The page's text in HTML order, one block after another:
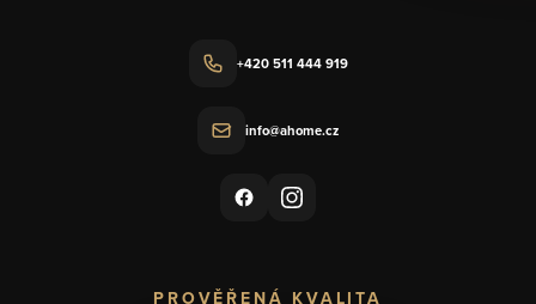
+420 511 444 919
info@ahome.cz
PROVĚŘENÁ KVALITA